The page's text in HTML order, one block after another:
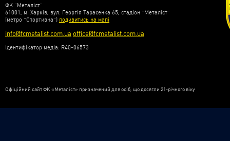
ФК “Металіст”
61001, м. Харків, вул. Георгія Тарасенка 65, стадіон “Металіст”
(метро “Спортивна”) подивитись на мапі
info@fcmetalist.com.ua office@fcmetalist.com.ua
Ідентифікатор медіа: R40-06573
Офіційний сайт ФК «Металіст» призначений для осіб, що досягли 21-річного віку